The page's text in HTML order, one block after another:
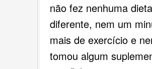
não fez nenhuma dieta
diferente, nem um
mais de exercício e
tomou algum